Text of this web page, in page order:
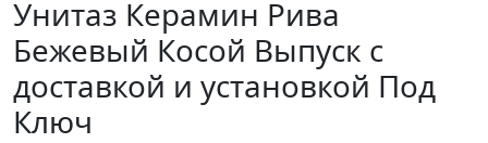
Унитаз Керамин Рива
Бежевый Косой Выпуск с
доставкой и установкой Под
Ключ